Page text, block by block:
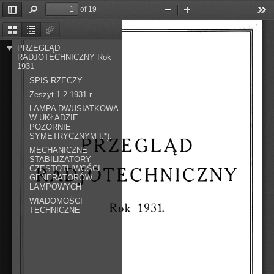
ThumbnailsDocument
Outline
PRZEGLĄD
RADJOTECHNICZNY Rok
1931
SPIS RZECZY
Zeszyt 1-2 1931 r
LAMPA DWUSIATKOWA
W UKŁADZIE
POZORNIE
SYMETRYCZNYM I.*).
MECHANICZNE
STABILIZATORY
CZĘSTOTLIWOŚCI
GENERATORÓW
LAMPOWYCH
WIADOMOŚCI
TECHNICZNE
Toggle
Sidebar
Find
of 19
Zoom
- -
P RZ E G L "j~ D
~.,
RAD„OTECHNICZNY
.._
Rok 1931.